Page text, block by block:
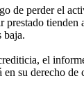
de perder el
tienden
baja.
el
su derecho